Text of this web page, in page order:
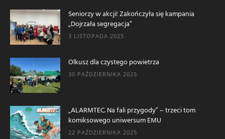
Seniorzy w akcji! Zakończyła się kampania
„Dojrzała segregacja”
3 LISTOPADA 2025
Olkusz dla czystego powietrza
30 PAŹDZIERNIKA 2025
„ALARMTEC. Na fali przygody” – trzeci tom
komiksowego uniwersum EMU
22 PAŹDZIERNIKA 2025